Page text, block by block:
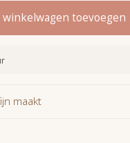
winkelwagen toevoegen
maakt